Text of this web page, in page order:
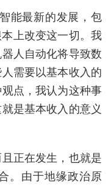
能最新的发展，包
上改变这一切。我
人自动化将导致数
需要以基本收入的
点，我认为这种事
是基本收入的意义
正在发生，也就是
。由于地缘政治原